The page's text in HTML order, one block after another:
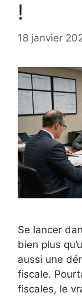
!
18 janvier
Se lancer
bien plus
aussi une
fiscale.
fiscales, le